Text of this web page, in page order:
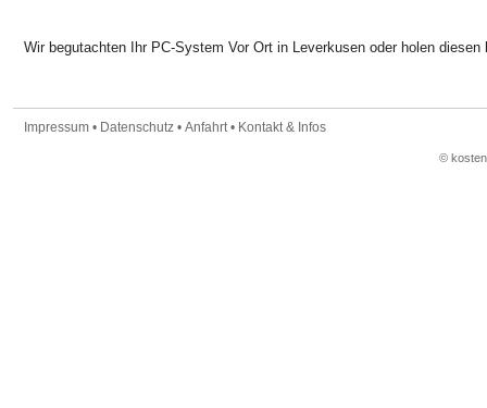
Wir begutachten Ihr PC-System Vor Ort in Leverkusen oder holen
Impressum • Datenschutz • Anfahrt• Kontakt & Infos
©